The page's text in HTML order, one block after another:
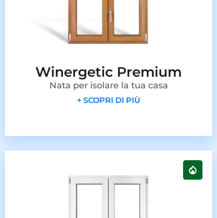
Winergetic Premium
Nata per isolare la tua casa
+ SCOPRI DI PIÙ